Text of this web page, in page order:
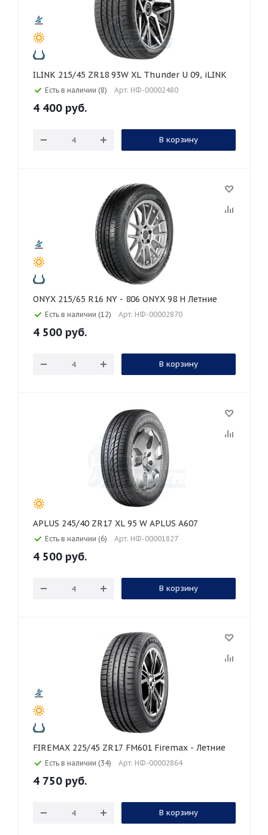
ILINK 215/45 ZR18 93W XL Thunder U 09, iLINK
Есть в наличии (8) Арт: НФ-00002480
4 400 руб.
В корзину
ONYX 215/65 R16 NY - 806 ONYX 98 H Летние
Есть в наличии (12) Арт: НФ-00002870
4 500 руб.
В корзину
APLUS 245/40 ZR17 XL 95 W APLUS A607
Есть в наличии (6) Арт: НФ-00001827
4 500 руб.
В корзину
FIREMAX 225/45 ZR17 FM601 Firemax - Летние
Есть в наличии (34) Арт: НФ-00002864
4 750 руб.
В корзину